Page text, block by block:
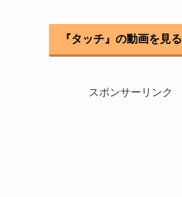
『タッチ』の動画を見る
スポンサーリンク